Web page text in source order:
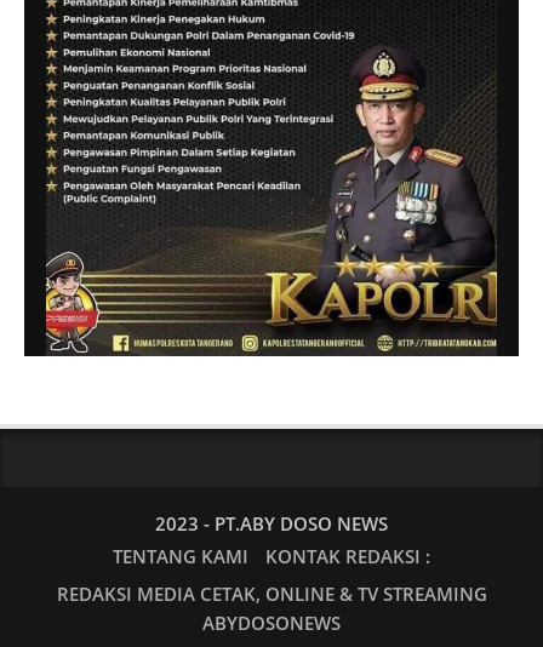
2023 - PT.ABY DOSO NEWS
TENTANG KAMI
KONTAK REDAKSI :
REDAKSI MEDIA CETAK, ONLINE & TV STREAMING
ABYDOSONEWS